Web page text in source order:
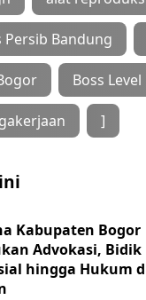
Persib Bandung
Boss Level
]
Kabupaten Bogor
Advokasi, Bidik
hingga Hukum